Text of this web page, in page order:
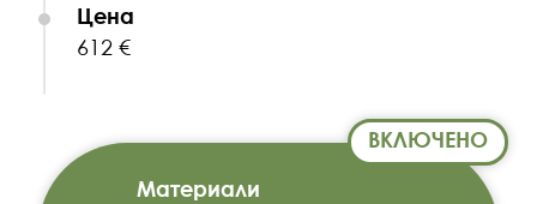
Цена
612 €
ВКЛЮЧЕНО
Материали